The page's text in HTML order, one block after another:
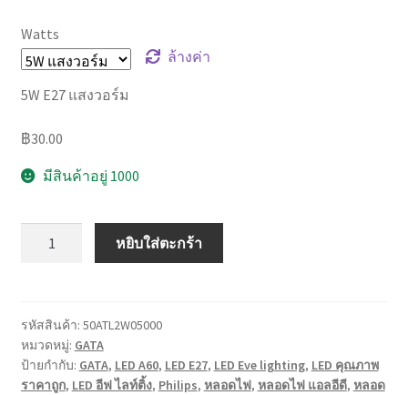
Watts
ล้างค่า
5W E27 แสงวอร์ม
฿30.00
มีสินค้าอยู่ 1000
ล
อีดี
LED
หยิบใส่ตะกร้า
รหัสสินค้า: 50ATL2W05000
หมวดหมู่: GATA
ป้ายกำกับ: GATA, LED A60, LED E27, LED Eve lighting, LED คุณภาพ
ราคาถูก, LED อีฟ ไลท์ติ้ง, Philips, หลอดไฟ, หลอดไฟ แอลอีดี, หลอด